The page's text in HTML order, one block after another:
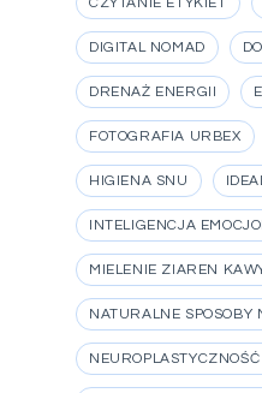
CZYTANIE ETYKIET
DIGITAL NOMAD
DRENAŻ ENERGII
FOTOGRAFIA URBEX
HIGIENA SNU
INTELIGENCJA
MIELENIE ZIAREN
NATURALNE SPOSOBY